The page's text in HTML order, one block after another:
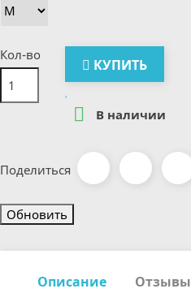
Кол-во
КУПИТЬ
 В наличии
Поделиться
Описание Отзывы